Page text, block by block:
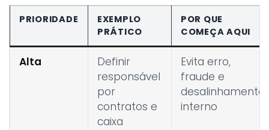
PRIORIDADE
EXEMPLO
PRÁTICO
POR QUE
COMEÇA AQUI
Alta
Definir
responsável
por
contratos e
caixa
Evita erro,
fraude e
desalinhamento
interno